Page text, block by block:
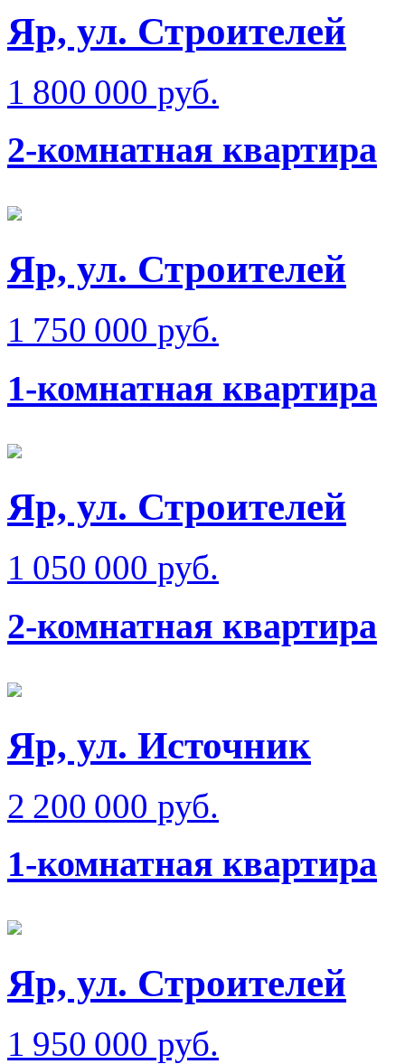
Яр, ул. Строителей
1 800 000 руб.
2-комнатная квартира
Яр, ул. Строителей
1 750 000 руб.
1-комнатная квартира
Яр, ул. Строителей
1 050 000 руб.
2-комнатная квартира
Яр, ул. Источник
2 200 000 руб.
1-комнатная квартира
Яр, ул. Строителей
1 950 000 руб.